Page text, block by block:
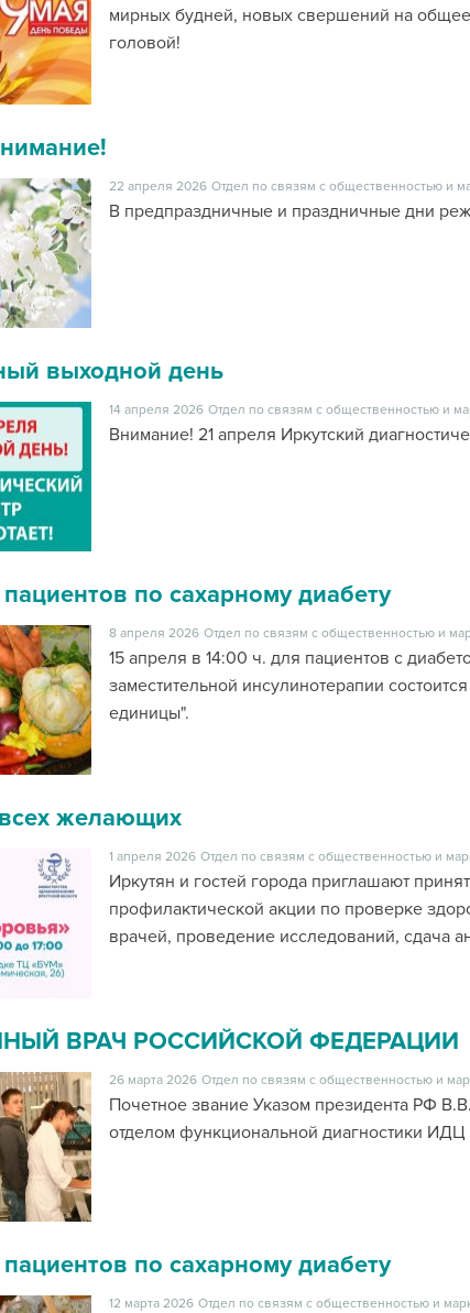
мирных будней, новых свершений на
головой!
22 апреля 2026 Отдел по связям с общественностью и
В предпраздничные и праздничные дни
выходной день
14 апреля 2026 Отдел по связям с общественностью и
Внимание! 21 апреля Иркутский
по сахарному диабету
8 апреля 2026 Отдел по связям с общественностью и
15 апреля в 14:00 ч. для пациентов с
заместительной инсулинотерапии
единицы".
желающих
1 апреля 2026 Отдел по связям с общественностью и
Иркутян и гостей города приглашают
профилактической акции по проверке
врачей, проведение исследований, сдача
ВРАЧ РОССИЙСКОЙ ФЕДЕРАЦИИ
26 марта 2026 Отдел по связям с общественностью и
Почетное звание Указом президента РФ
отделом функциональной диагностики
по сахарному диабету
12 марта 2026 Отдел по связям с общественностью и